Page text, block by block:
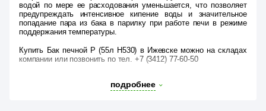
водой по мере ее расходования уменьшается, что позволяет
предупреждать интенсивное кипение воды и значительное
попадание пара из бака в парилку при работе печи в режиме
поддержания температуры.
Купить Бак печной Р (55л Н530) в Ижевске можно на складах
компании или позвонить по тел. +7 (3412) 77-60-50
подробнее